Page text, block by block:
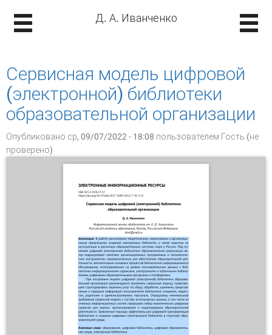
Д. А. Иванченко
Сервисная модель цифровой
(электронной) библиотеки
образовательной организации
Опубликовано ср, 09/07/2022 - 18:08 пользователем Гость (не
проверено)